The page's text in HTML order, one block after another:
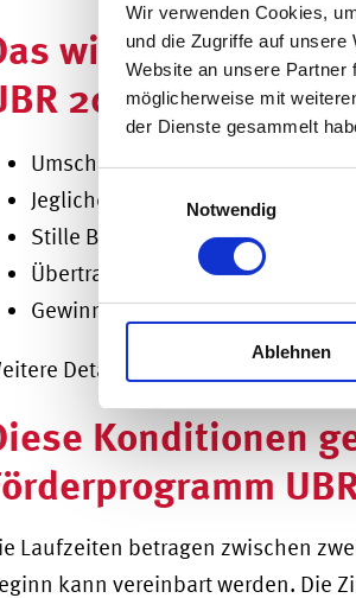
Wir verwenden Cookies,
und die Zugriffe auf
Website an unsere Partner
möglicherweise mit
der Dienste gesammelt
Notwendig
Ablehnen
wird im
2022 NICHT
Umschuldungen und
Jegliche Treuhandgeschäfte
Stille Beteiligungen
Übertragungen von Vermögen
Gewinnausschüttungen und
Detailbedingungen der
Konditionen
Laufzeiten betragen zwischen
kann vereinbart werden. Die